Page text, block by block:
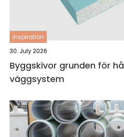
inspiration
30. July 2026
Byggskivor grunden för hållbara och smarta
väggsystem